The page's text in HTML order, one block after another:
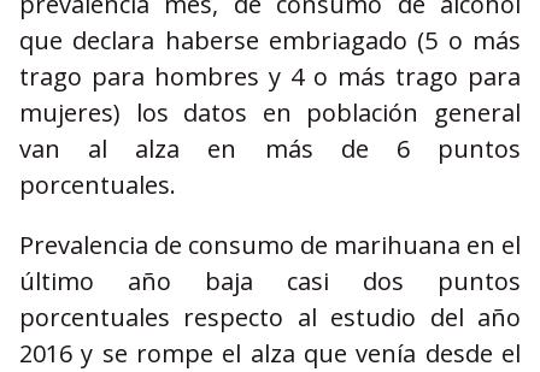
que declara haberse embriagado (5 o más
trago para hombres y 4 o más trago para
mujeres) los datos en población general
van al alza en más de 6 puntos
porcentuales.
Prevalencia de consumo de marihuana en el
último año baja casi dos puntos
porcentuales respecto al estudio del año
2016 y se rompe el alza que venía desde el